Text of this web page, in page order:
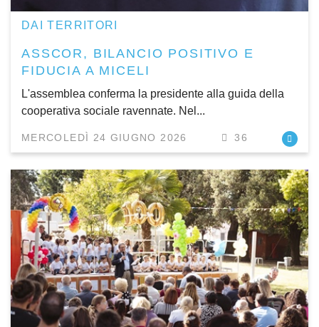
DAI TERRITORI
ASSCOR, BILANCIO POSITIVO E
FIDUCIA A MICELI
L'assemblea conferma la presidente alla guida della
cooperativa sociale ravennate. Nel...
MERCOLEDÌ 24 GIUGNO 2026 36